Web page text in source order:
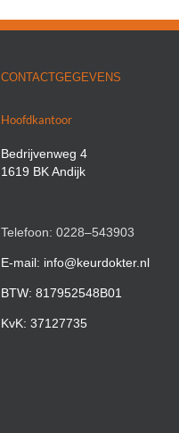
CONTACTGEGEVENS
Hoofdkantoor
Bedrijvenweg 4
1619 BK Andijk
Telefoon: 0228–543903
E-mail: info@keurdokter.nl
BTW: 817952548B01
KvK: 37127735